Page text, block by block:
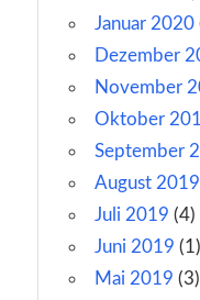
Januar 2020
Dezember
November
Oktober
September
August 2019
Juli 2019 (4)
Juni 2019 (1)
Mai 2019 (3)